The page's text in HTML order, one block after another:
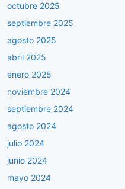
octubre 2025
septiembre 2025
agosto 2025
abril 2025
enero 2025
noviembre 2024
septiembre 2024
agosto 2024
julio 2024
junio 2024
mayo 2024